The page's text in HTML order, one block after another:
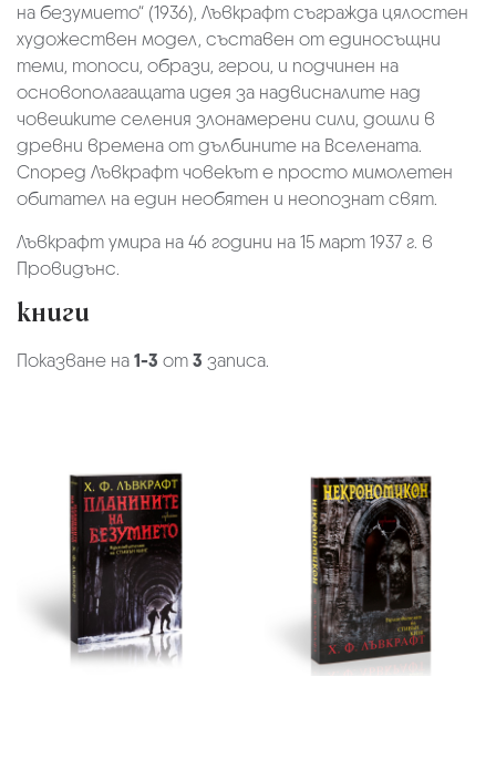
на безумието“ (1936), Лъвкрафт съгражда цялостен
художествен модел, съставен от единосъщни
теми, топоси, образи, герои, и подчинен на
основополагащата идея за надвисналите над
човешките селения злонамерени сили, дошли в
древни времена от дълбините на Вселената.
Според Лъвкрафт човекът е просто мимолетен
обитател на един необятен и неопознат свят.
Лъвкрафт умира на 46 години на 15 март 1937 г. в
Провидънс.
книги
Показване на1-3 от3 записа.